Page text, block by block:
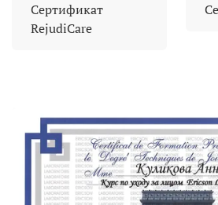
Сертификат
RejudiCare